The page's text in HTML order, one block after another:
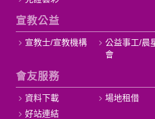
宣教公益
宣教士/宣教機構
公益事工/晨
會
會友服務
資料下載 場地租借
好站連結